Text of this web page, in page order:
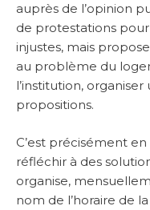
auprès de l’opinion
de protestations
injustes, mais
au problème du
l’institution,
propositions.
C’est précisément
réfléchir à des
organise,
nom de l’horaire de